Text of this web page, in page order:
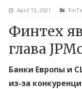
April 13, 2021
Финтех
глава
Банки Европы и
из-за